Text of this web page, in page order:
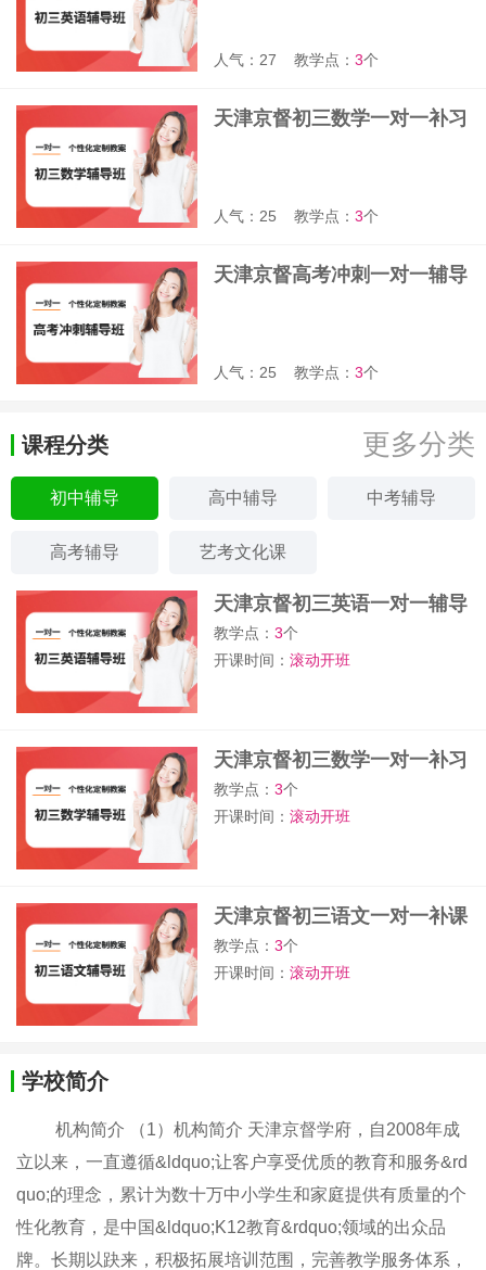
人气：27 教学点：3个
天津京督初三数学一对一补习
人气：25 教学点：3个
天津京督高考冲刺一对一辅导
人气：25 教学点：3个
课程分类 更多分类
初中辅导 高中辅导 中考辅导
高考辅导 艺考文化课
天津京督初三英语一对一辅导
班
教学点：3个
开课时间：滚动开班
天津京督初三数学一对一补习
班
教学点：3个
开课时间：滚动开班
天津京督初三语文一对一补课
班
教学点：3个
开课时间：滚动开班
学校简介
机构简介 （1）机构简介 天津京督学府，自2008年成
立以来，一直遵循&ldquo;让客户享受优质的教育和服务&rd
quo;的理念，累计为数十万中小学生和家庭提供有质量的个
性化教育，是中国&ldquo;K12教育&rdquo;领域的出众品
牌。长期以趹来，积极拓展培训范围，完善教学服务体系，